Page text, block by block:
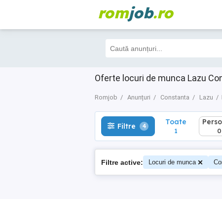
romjob.ro
Oferte locuri de munca Lazu
Romjob Anunțuri Constanta Lazu
Filtre 4 Toate
1
Filtre 4 Toate
1 0
Filtre active: Locuri de munca